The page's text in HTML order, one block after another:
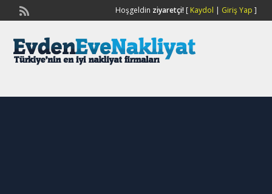
Hoşgeldin ziyaretçi![ Kaydol | Giriş Yap ]